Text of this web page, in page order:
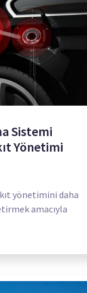
Sistemi
Yönetimi
yönetimini daha
amacıyla